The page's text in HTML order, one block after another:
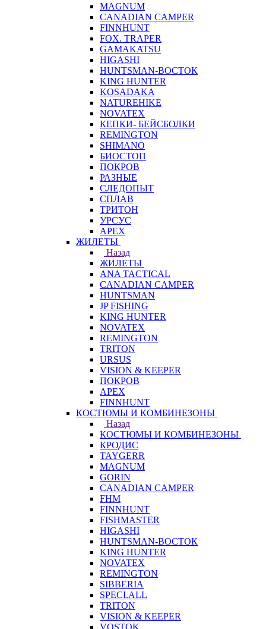
MAGNUM
CANADIAN CAMPER
FINNHUNT
FOX. TRAPER
GAMAKATSU
HIGASHI
HUNTSMAN-ВОСТОК
KING HUNTER
KOSADAKA
NATUREHIKE
NOVATEX
КЕПКИ- БЕЙСБОЛКИ
REMINGTON
SHIMANO
БИОСТОП
ПОКРОВ
РАЗНЫЕ
СЛЕДОПЫТ
СПЛАВ
ТРИТОН
УРСУС
APEX
ЖИЛЕТЫ
Назад
ЖИЛЕТЫ
ANA TACTICAL
CANADIAN CAMPER
HUNTSMAN
JP FISHING
KING HUNTER
NOVATEX
REMINGTON
TRITON
URSUS
VISION & KEEPER
ПОКРОВ
APEX
FINNHUNT
КОСТЮМЫ И КОМБИНЕЗОНЫ
Назад
КОСТЮМЫ И КОМБИНЕЗОНЫ
КРОДИС
TAYGERR
MAGNUM
GORIN
CANADIAN CAMPER
FHM
FINNHUNT
FISHMASTER
HIGASHI
HUNTSMAN-ВОСТОК
KING HUNTER
NOVATEX
REMINGTON
SIBBERIA
SPECI.ALL
TRITON
VISION & KEEPER
VOSTOK